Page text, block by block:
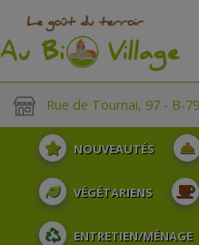
Rue de Tournai, 97 - B-
NOUVEAUTÉS
VÉGÉTARIENS
ENTRETIEN/MÉNAGE